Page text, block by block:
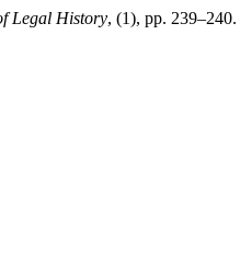
Legal History, (1), pp.